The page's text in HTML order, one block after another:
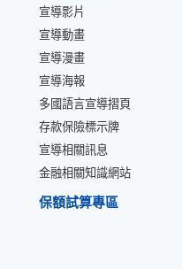
宣導影片
宣導動畫
宣導漫畫
宣導海報
多國語言宣導摺頁
存款保險標示牌
宣導相關訊息
金融相關知識網站
保額試算專區